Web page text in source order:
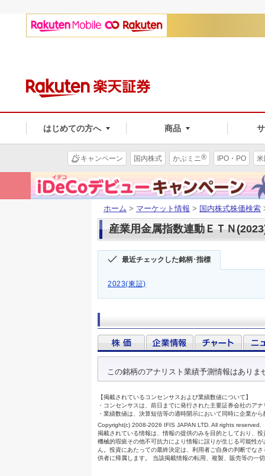
はじめての方へ 商品
キャンペーン 国内株式 かぶミニ® IPO・PO
ホーム > マーケット情報 > 国内株式株価検索
産業用金属指数連動ＥＴＮ
最近チェックした銘柄･指標
2023(東証)